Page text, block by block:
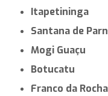
Itapetininga
Santana de
Mogi Guaçu
Botucatu
Franco da Rocha